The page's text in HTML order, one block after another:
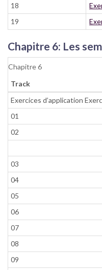
18
19
Chapitre 6: Les
Chapitre 6
Track
Exercices d’application
01
02
03
04
05
06
07
08
09